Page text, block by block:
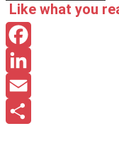
Like what you
Facebook
LinkedIn
Email